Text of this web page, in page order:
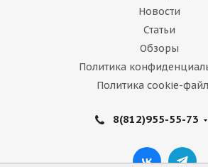
Новости
Статьи
Обзоры
Политика
Политика cookie-
8(812)955-55-73